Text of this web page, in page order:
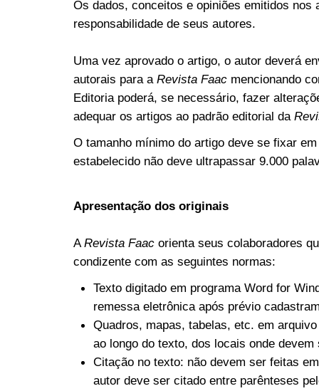
Os dados, conceitos e opiniões emitidos nos
responsabilidade de seus autores.
Uma vez aprovado o artigo, o autor deverá
autorais para a Revista Faac mencionando
Editoria poderá, se necessário, fazer
adequar os artigos ao padrão editorial da
O tamanho mínimo do artigo deve se fixar
estabelecido não deve ultrapassar 9.000
Apresentação dos originais
A Revista Faac orienta seus colaboradores
condizente com as seguintes normas:
Texto digitado em programa Word for
remessa eletrônica após prévio
Quadros, mapas, tabelas, etc. em
ao longo do texto, dos locais onde
Citação no texto: não devem ser feitas
autor deve ser citado entre parênteses